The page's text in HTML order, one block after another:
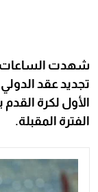
شهدت الساعات
تجديد عقد
الأول لكرة القدم
الفترة المقبلة.